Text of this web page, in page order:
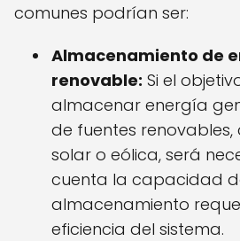
comunes podrían ser:
Almacenamiento de
renovable: Si el
almacenar energía
de fuentes
solar o eólica, será
cuenta la capacidad
almacenamiento
eficiencia del sistema.